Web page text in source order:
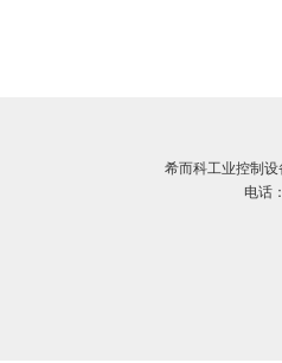
希而科工业控制
电话